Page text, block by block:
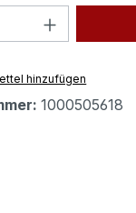
Anzahl:
hinzufügen
1000505618